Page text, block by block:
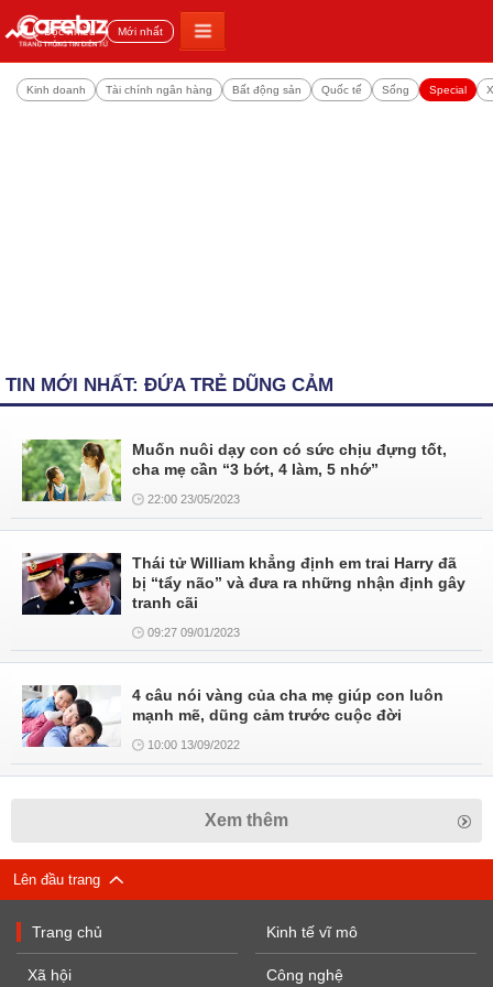
Đọc nhiều Mới nhất
Kinh doanh Tài chính ngân hàng Bất động sản Quốc tế Sống Special
TIN MỚI NHẤT: ĐỨA TRẺ DŨNG CẢM
Muốn nuôi dạy con có sức chịu đựng tốt,
cha mẹ cần “3 bớt, 4 làm, 5 nhớ”
22:00 23/05/2023
Thái tử William khẳng định em trai Harry đã
bị “tẩy não” và đưa ra những nhận định gây
tranh cãi
09:27 09/01/2023
4 câu nói vàng của cha mẹ giúp con luôn
mạnh mẽ, dũng cảm trước cuộc đời
10:00 13/09/2022
Xem thêm
Lên đầu trang
Trang chủ
Xã hội
Kinh tế vĩ mô
Công nghệ